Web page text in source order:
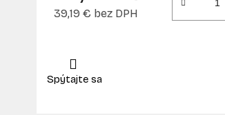
39,19 € bez DPH